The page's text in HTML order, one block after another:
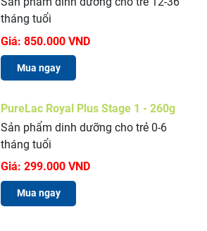
tháng tuổi
Giá: 850.000 VND
Mua ngay
PureLac Royal Plus Stage 1 - 260g
Sản phẩm dinh dưỡng cho trẻ 0-6
tháng tuổi
Giá: 299.000 VND
Mua ngay